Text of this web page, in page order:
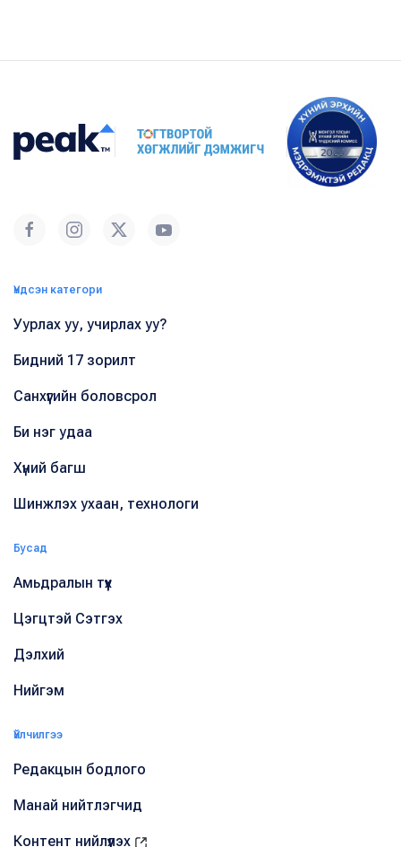
Үндсэн категори
Уурлах уу, учирлах уу?
Бидний 17 зорилт
Санхүүгийн боловсрол
Би нэг удаа
Хүний багш
Шинжлэх ухаан, технологи
Бусад
Амьдралын түүх
Цэгцтэй Сэтгэх
Дэлхий
Нийгэм
Үйлчилгээ
Редакцын бодлого
Манай нийтлэгчид
Контент нийлүүлэх